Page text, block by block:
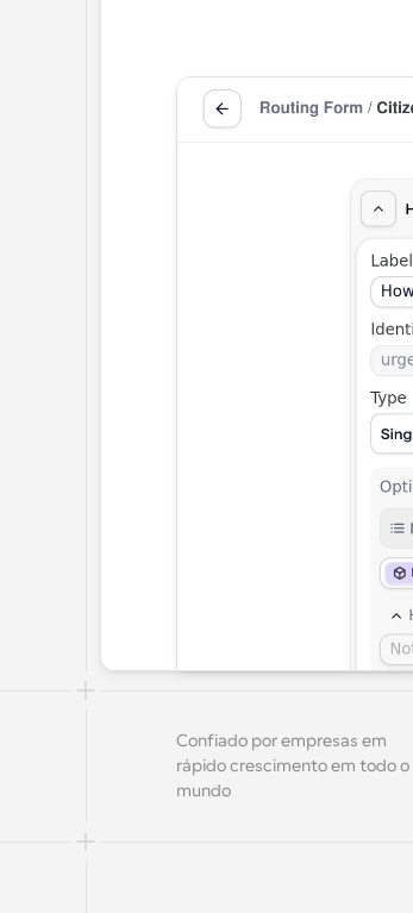
Confiado por empresas em
rápido crescimento em todo o
mundo